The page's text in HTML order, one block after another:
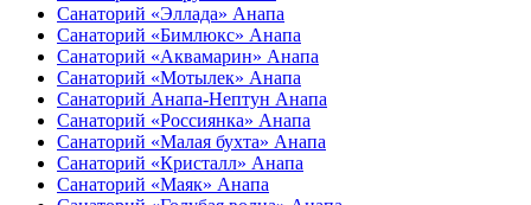
Санаторий «Эллада» Анапа
Санаторий «Бимлюкс» Анапа
Санаторий «Аквамарин» Анапа
Санаторий «Мотылек» Анапа
Санаторий Анапа-Нептун Анапа
Санаторий «Россиянка» Анапа
Санаторий «Малая бухта» Анапа
Санаторий «Кристалл» Анапа
Санаторий «Маяк» Анапа